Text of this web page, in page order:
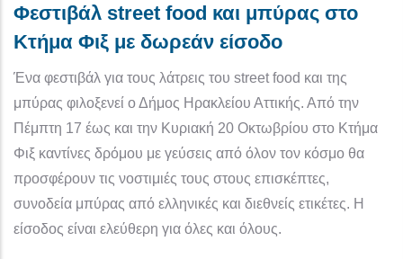
Φεστιβάλ street food και μπύρας στο
Κτήμα Φιξ με δωρεάν είσοδο
Ένα φεστιβάλ για τους λάτρεις του street food και της
μπύρας φιλοξενεί ο Δήμος Ηρακλείου Αττικής. Από την
Πέμπτη 17 έως και την Κυριακή 20 Οκτωβρίου στο Κτήμα
Φιξ καντίνες δρόμου με γεύσεις από όλον τον κόσμο θα
προσφέρουν τις νοστιμιές τους στους επισκέπτες,
συνοδεία μπύρας από ελληνικές και διεθνείς ετικέτες. Η
είσοδος είναι ελεύθερη για όλες και όλους.